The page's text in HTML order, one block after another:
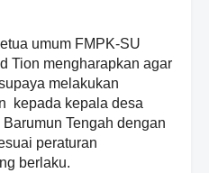
umum FMPK-SU
Tion mengharapkan agar
melakukan
kepada kepala desa
Tengah dengan
peraturan
berlaku.